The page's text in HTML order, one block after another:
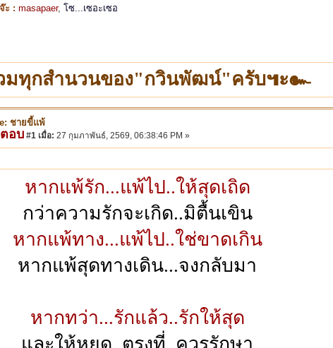
ะ : masapaer, โซ...เซอะเซอ
มทุกสำนวนของ"กวินพัฒน์"ครับ๚ะ๛
ชายขี้แพ้
ตอบ #1 เมื่อ: 27 กุมภาพันธ์, 2569, 06:38:46 PM »
หากแพ้รัก...แพ้ไป..ให้สุดเถิด
กว่าความรักจะเกิด..มิตื้นเขิน
หากแพ้ทาง...แพ้ไป..ใช่ขาดเกิน
หากแพ้สุดทางเดิน...จงกลับมา
หากทว่า...รักแล้ว..รักให้สุด
และให้หยุด..ตรงที่..ควรรักษา